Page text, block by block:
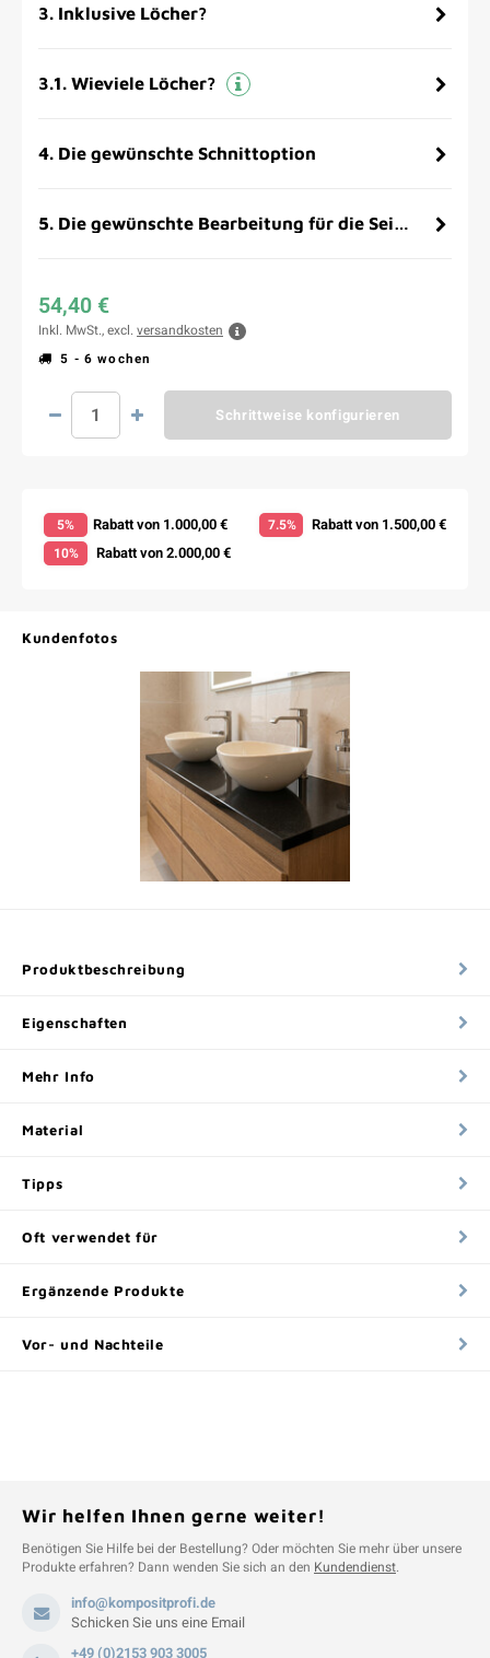
3. Inklusive Löcher?
3.1. Wieviele Löcher?
4. Die gewünschte Schnittoption
5. Die gewünschte Bearbeitung für die Seitenflächen
54,40 €
Inkl. MwSt., excl. versandkosten
5 - 6 wochen
Schrittweise konfigurieren
5% Rabatt von 1.000,00 € 7.5% Rabatt von 1.500,00 €
10% Rabatt von 2.000,00 €
Kundenfotos
Produktbeschreibung
Eigenschaften
Mehr Info
Material
Tipps
Oft verwendet für
Ergänzende Produkte
Vor- und Nachteile
Wir helfen Ihnen gerne weiter!
Benötigen Sie Hilfe bei der Bestellung? Oder möchten Sie mehr über unsere
Produkte erfahren? Dann wenden Sie sich an den Kundendienst.
info@kompositprofi.de
Schicken Sie uns eine Email
+49 (0)2153 903 3005